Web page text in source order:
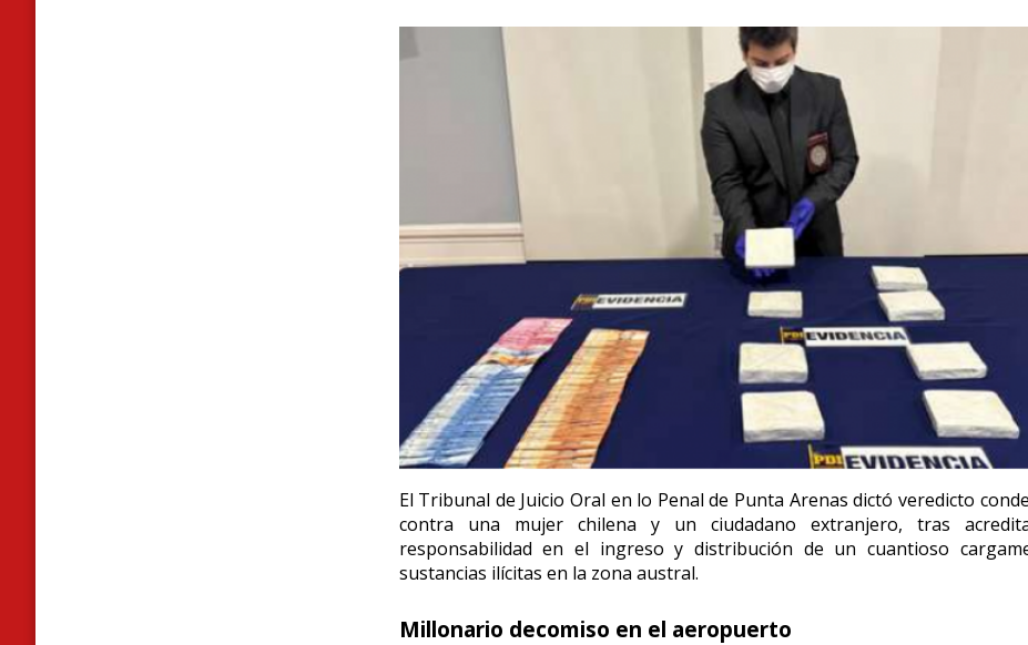
El Tribunal de Juicio Oral en lo Penal de Punta Arenas dictó veredicto
contra una mujer chilena y un ciudadano extranjero, tras
responsabilidad en el ingreso y distribución de un cuantioso
sustancias ilícitas en la zona austral.
Millonario decomiso en el aeropuerto